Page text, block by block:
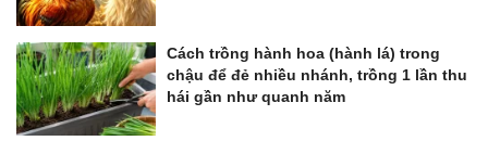
Cách trồng hành hoa (hành lá) trong
chậu để đẻ nhiều nhánh, trồng 1 lần thu
hái gần như quanh năm